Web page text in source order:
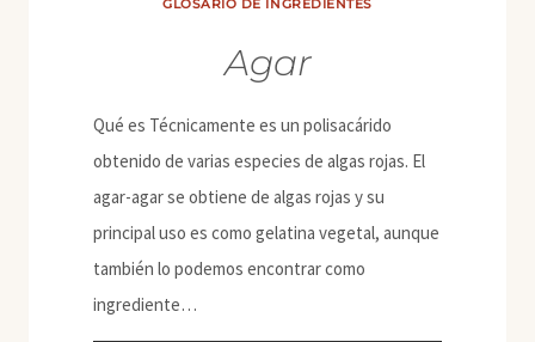
GLOSARIO DE INGREDIENTES
Agar
Qué es Técnicamente es un polisacárido
obtenido de varias especies de algas rojas. El
agar-agar se obtiene de algas rojas y su
principal uso es como gelatina vegetal, aunque
también lo podemos encontrar como
ingrediente…